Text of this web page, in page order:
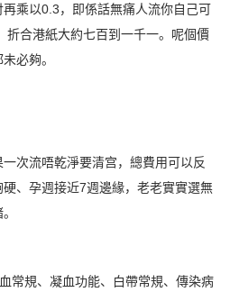
乘以0.3，即係話無痛人流你自己可
折合港紙大約七百到一千一。呢個價
必夠。
次流唔乾淨要清宫，總費用可以反
、孕週接近7週邊緣，老老實實選無
常規、凝血功能、白帶常規、傳染病